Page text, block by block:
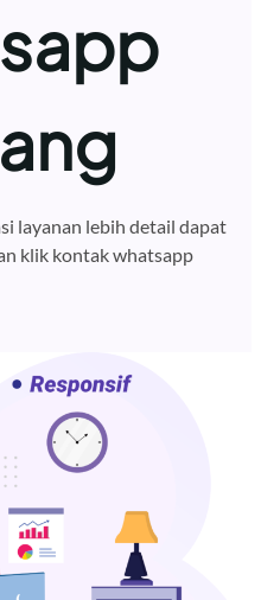
layanan lebih detail dapat
klik kontak whatsapp